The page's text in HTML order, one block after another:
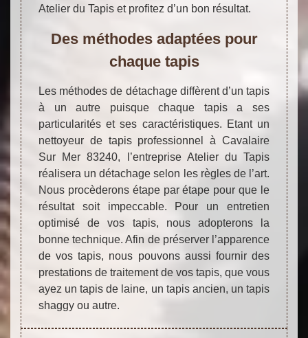
Atelier du Tapis et profitez d’un bon résultat.
Des méthodes adaptées pour
chaque tapis
Les méthodes de détachage diffèrent d’un tapis
à un autre puisque chaque tapis a ses
particularités et ses caractéristiques. Etant un
nettoyeur de tapis professionnel à Cavalaire
Sur Mer 83240, l’entreprise Atelier du Tapis
réalisera un détachage selon les règles de l’art.
Nous procèderons étape par étape pour que le
résultat soit impeccable. Pour un entretien
optimisé de vos tapis, nous adopterons la
bonne technique. Afin de préserver l’apparence
de vos tapis, nous pouvons aussi fournir des
prestations de traitement de vos tapis, que vous
ayez un tapis de laine, un tapis ancien, un tapis
shaggy ou autre.